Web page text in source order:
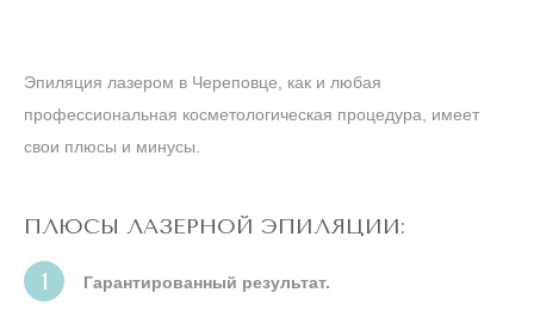
Эпиляция лазером в Череповце, как и любая
профессиональная косметологическая процедура, имеет
свои плюсы и минусы.
ПЛЮСЫ ЛАЗЕРНОЙ ЭПИЛЯЦИИ:
Гарантированный результат.